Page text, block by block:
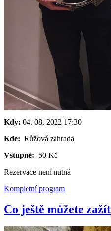
Kdy: 04. 08. 2022 17:30
Kde: Růžová zahrada
Vstupné: 50 Kč
Rezervace není nutná
Kompletní program
Co ještě můžete zažít